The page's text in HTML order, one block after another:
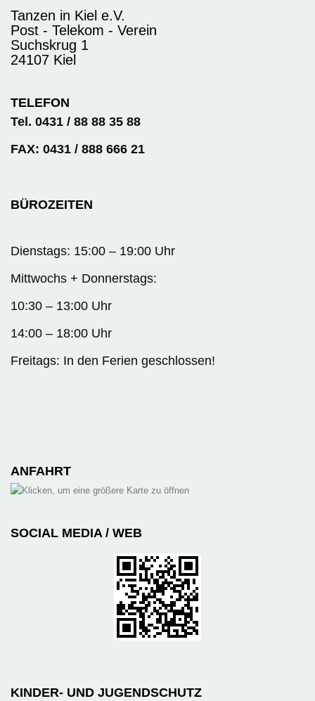
Tanzen in Kiel e.V.
Post - Telekom - Verein
Suchskrug 1
24107 Kiel
TELEFON
Tel. 0431 / 88 88 35 88
FAX: 0431 / 888 666 21
BÜROZEITEN
Dienstags: 15:00 – 19:00 Uhr
Mittwochs + Donnerstags:
10:30 – 13:00 Uhr
14:00 – 18:00 Uhr
Freitags: In den Ferien geschlossen!
ANFAHRT
SOCIAL MEDIA / WEB
KINDER- UND JUGENDSCHUTZ